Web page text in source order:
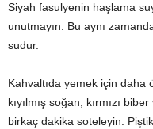
Siyah fasulyenin haşlama
unutmayın. Bu aynı
sudur.
Kahvaltıda yemek için daha
kıyılmış soğan, kırmızı
birkaç dakika soteleyin.